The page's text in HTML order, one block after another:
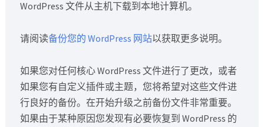
WordPress 文件从主机下载到本地计算机。
请阅读备份您的 WordPress 网站以获取更多说明。
如果您对任何核心 WordPress 文件进行了更改，或者
如果您有自定义插件或主题，您将希望对这些文件进
行良好的备份。在开始升级之前备份文件非常重要。
如果由于某种原因您发现有必要恢复到 WordPress 的